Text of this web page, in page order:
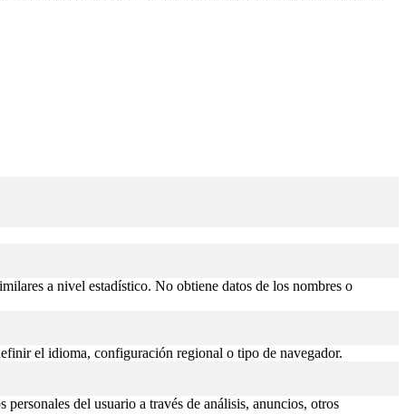
a nivel estadístico. No obtiene datos de los nombres o
el idioma, configuración regional o tipo de navegador.
del usuario a través de análisis, anuncios, otros